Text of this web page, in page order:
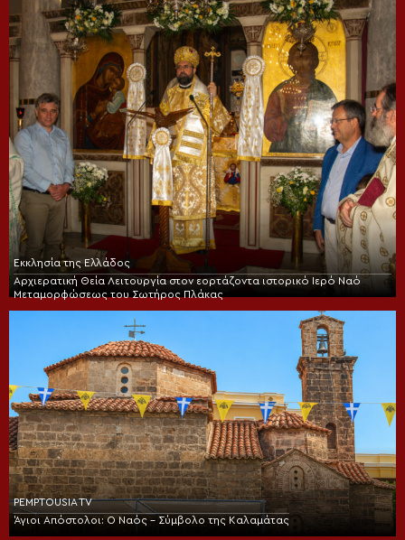
Εκκλησία της Ελλάδος
Αρχιερατική Θεία Λειτουργία στον εορτάζοντα ιστορικό Ιερό Ναό
Μεταμορφώσεως του Σωτήρος Πλάκας
PEMPTOUSIA TV
Άγιοι Απόστολοι: Ο Ναός – Σύμβολο της Καλαμάτας